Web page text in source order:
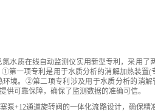
氮水质在线自动监测仪实用新型专利，采用
第一项专利是用于水质分析的消解加热装置(
境。②第二项专利涉及用于水质分析的消解
供可靠保障，确保了监测数据的准确可信。
泵+12通道旋转阀的一体化流路设计，确保